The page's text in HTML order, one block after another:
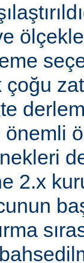
2.x